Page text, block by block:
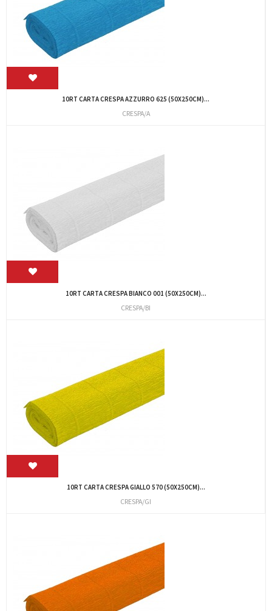
10RT CARTA CRESPA AZZURRO 625 (50X250CM)...
CRESPA/A
10RT CARTA CRESPA BIANCO 001 (50X250CM)...
CRESPA/BI
10RT CARTA CRESPA GIALLO 570 (50X250CM)...
CRESPA/GI